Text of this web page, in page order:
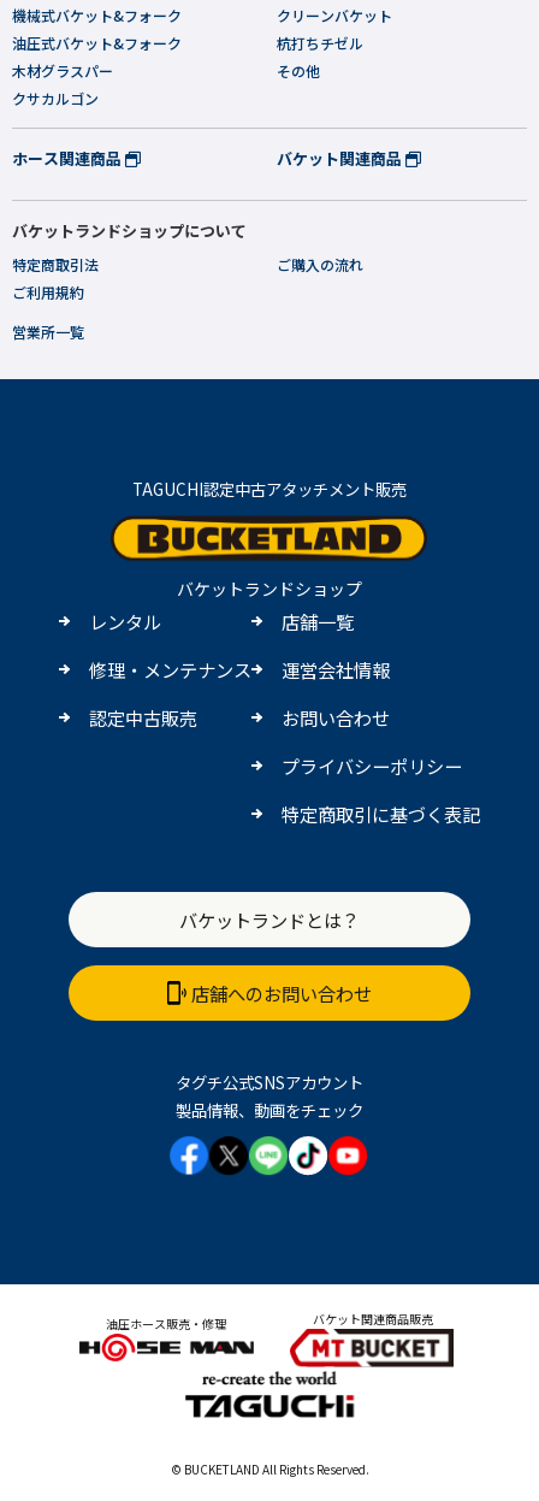
機械式バケット&フォーク
油圧式バケット&フォーク
木材グラスパー
クサカルゴン
クリーンバケット
杭打ちチゼル
その他
ホース関連商品 バケット関連商品
バケットランドショップについて
特定商取引法
ご利用規約
ご購入の流れ
営業所一覧
TAGUCHI認定中古アタッチメント販売
バケットランドショップ
レンタル
修理・メンテナンス
認定中古販売
店舗一覧
運営会社情報
お問い合わせ
プライバシーポリシー
特定商取引に基づく表記
バケットランドとは？
店舗へのお問い合わせ
タグチ公式SNSアカウント
製品情報、動画をチェック
© BUCKETLAND All Rights Reserved.
油圧ホース販売・修理 バケット関連商品販売